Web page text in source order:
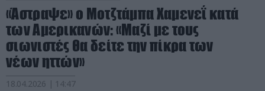
«Άστραψε» ο Μοτζτάμπα Χαμενεΐ κατά
των Αμερικανών: «Μαζί με τους
σιωνιστές θα δείτε την πίκρα των
νέων ηττών»
18.04.2026 | 14:47